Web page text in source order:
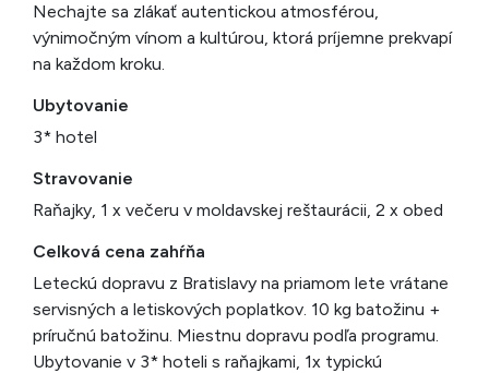
Nechajte sa zlákať autentickou atmosférou,
výnimočným vínom a kultúrou, ktorá príjemne prekvapí
na každom kroku.
Ubytovanie
3* hotel
Stravovanie
Raňajky, 1 x večeru v moldavskej reštaurácii, 2 x obed
Celková cena zahŕňa
Leteckú dopravu z Bratislavy na priamom lete vrátane
servisných a letiskových poplatkov. 10 kg batožinu +
príručnú batožinu. Miestnu dopravu podľa programu.
Ubytovanie v 3* hoteli s raňajkami, 1x typickú